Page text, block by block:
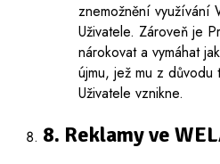
znemožnění využívání
Uživatele. Zároveň je
nárokovat a vymáhat
újmu, jež mu z
Uživatele vznikne.
8. Reklamy ve